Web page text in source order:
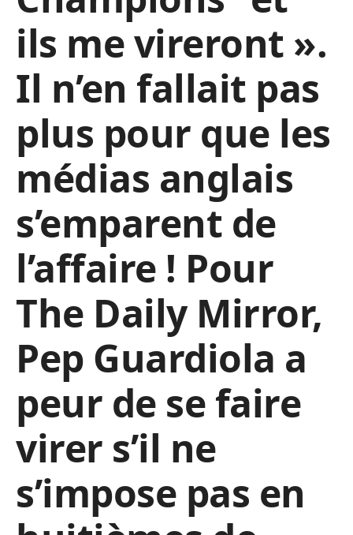
ils me vireront ».
Il n’en fallait pas
plus pour que les
médias anglais
s’emparent de
l’affaire ! Pour
The Daily Mirror,
Pep Guardiola a
peur de se faire
virer s’il ne
s’impose pas en